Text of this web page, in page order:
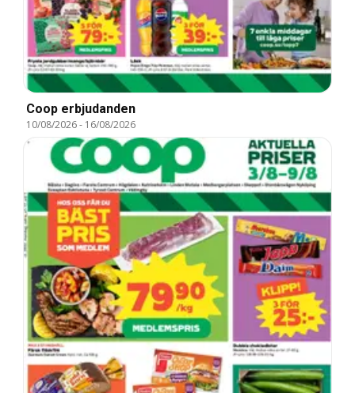
Coop erbjudanden
10/08/2026- 16/08/2026